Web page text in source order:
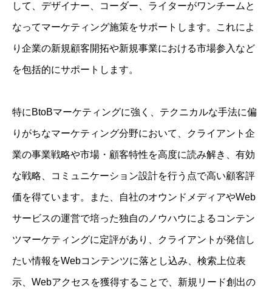
して、デザイナー、コーダー、ライターがワンチームと
なってマーケティング施策をサポートします。これによ
り企業の新規顧客開拓や新規事業における市場参入など
を包括的にサポートします。
特にBtoBマーケティングに強く、テクニカルな手法に偏
りがちなマーケティング分野において、クライアント企
業の事業戦略や市場・顧客特性を高度に読み解き、有効
な戦略、コミュニケーション設計を行う点で高い顧客評
価を得ています。また、自社のオウンドメディアやWeb
サービスの運営で培った独自のノウハウによるコンテン
ツマーケティングに定評があり、クライアントが発信し
たい情報をWebコンテンツに落とし込み、検索上位表
示、Webアクセスを獲得することで、新規リード創出の